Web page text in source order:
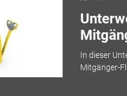
In dieser
Mitgänger-